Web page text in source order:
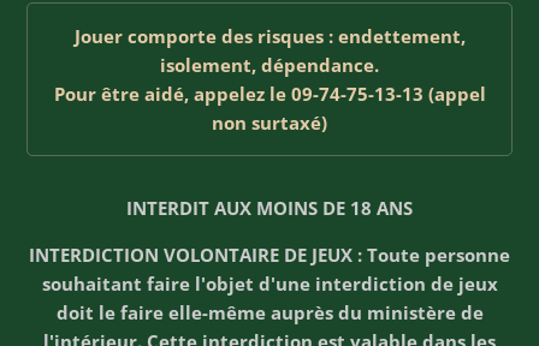
Jouer comporte des risques : endettement,
isolement, dépendance.
Pour être aidé, appelez le 09-74-75-13-13 (appel
non surtaxé)
INTERDIT AUX MOINS DE 18 ANS
INTERDICTION VOLONTAIRE DE JEUX : Toute personne
souhaitant faire l'objet d'une interdiction de jeux
doit le faire elle-même auprès du ministère de
l'intérieur. Cette interdiction est valable dans les